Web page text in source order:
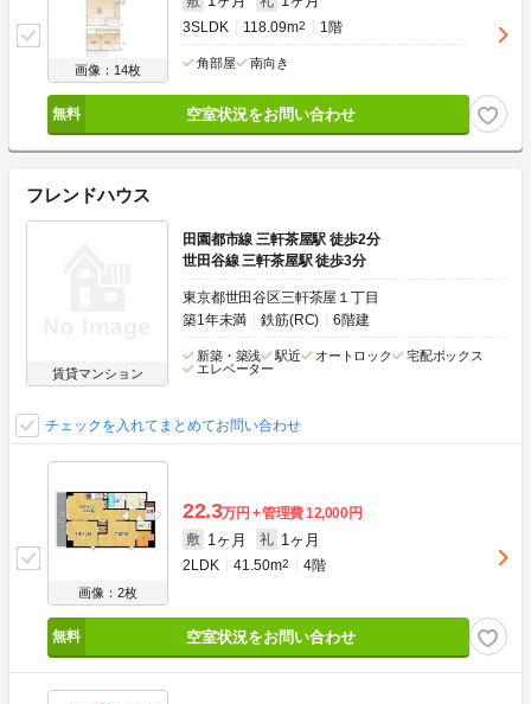
画像：14枚
3SLDK 118.09m2 1階
角部屋 南向き
空室状況をお問い合わせ
フレンドハウス
賃貸マンション
田園都市線 三軒茶屋駅 徒歩2分
世田谷線 三軒茶屋駅 徒歩3分
東京都世田谷区三軒茶屋１丁目
築1年未満
鉄筋(RC) 6階建
新築・築浅 駅近 オートロック
宅配ボックス
エレベーター
チェックを入れてまとめてお問い合わせ
画像：2枚
22.3万円 管理費12,000円
敷 1ヶ月 礼 1ヶ月
2LDK 41.50m2 4階
空室状況をお問い合わせ